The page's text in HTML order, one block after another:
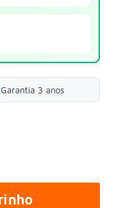
Garantia 3 anos